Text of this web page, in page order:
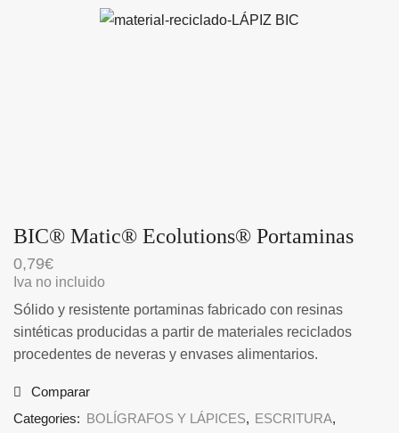
BIC® Matic® Ecolutions® Portaminas
0,79€
Iva no incluido
Sólido y resistente portaminas fabricado con resinas
sintéticas producidas a partir de materiales reciclados
procedentes de neveras y envases alimentarios.
Comparar
Categories:
BOLÍGRAFOS Y LÁPICES, ESCRITURA,